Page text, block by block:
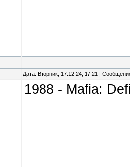
Дата: Вторник, 17.12.24, 17:21 |
1988 - Mafia: